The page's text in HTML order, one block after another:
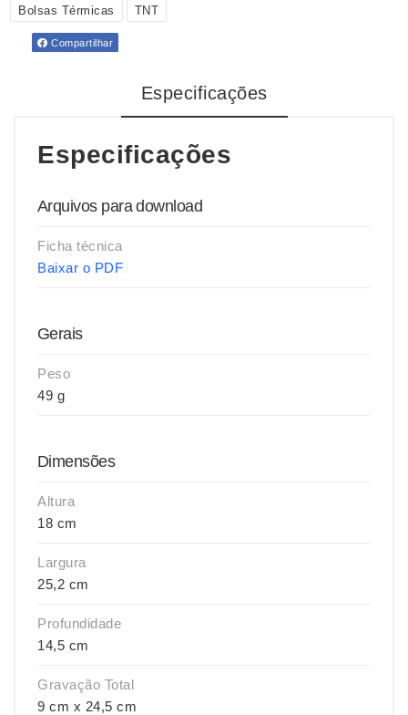
Bolsas Térmicas TNT
Compartilhar
Especificações
Especificações
Arquivos para download
Ficha técnica
Baixar o PDF
Gerais
Peso
49 g
Dimensões
Altura
18 cm
Largura
25,2 cm
Profundidade
14,5 cm
Gravação Total
9 cm x 24,5 cm